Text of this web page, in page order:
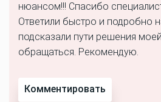
нюансом!!! Спасибо
Ответили быстро и подробно
подсказали пути решения
обращаться. Рекомендую.
Комментировать